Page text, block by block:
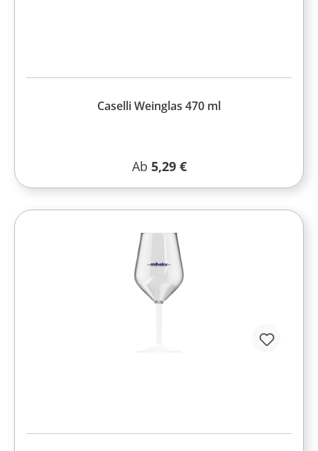
Caselli Weinglas 470 ml
Regulärer Preis:
Ab 5,29 €